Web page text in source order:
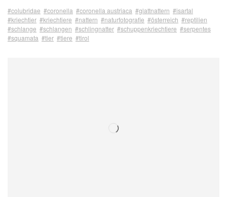
#colubridae #coronella #coronella austriaca #glattnattern #isartal
#kriechtier #kriechtiere #nattern #naturfotografie #österreich #reptilien
#schlange #schlangen #schlingnatter #schuppenkriechtiere #serpentes
#squamata #tier #tiere #tirol